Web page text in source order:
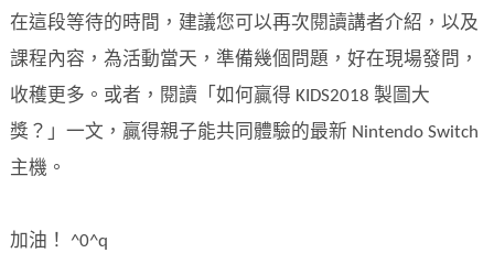
在這段等待的時間，建議您可以再次閱讀講者介紹，以及
課程內容，為活動當天，準備幾個問題，好在現場發問，
收穫更多。或者，閱讀「如何贏得 KIDS2018 製圖大
獎？」一文，贏得親子能共同體驗的最新 Nintendo Switch
主機。
加油！ ^0^q